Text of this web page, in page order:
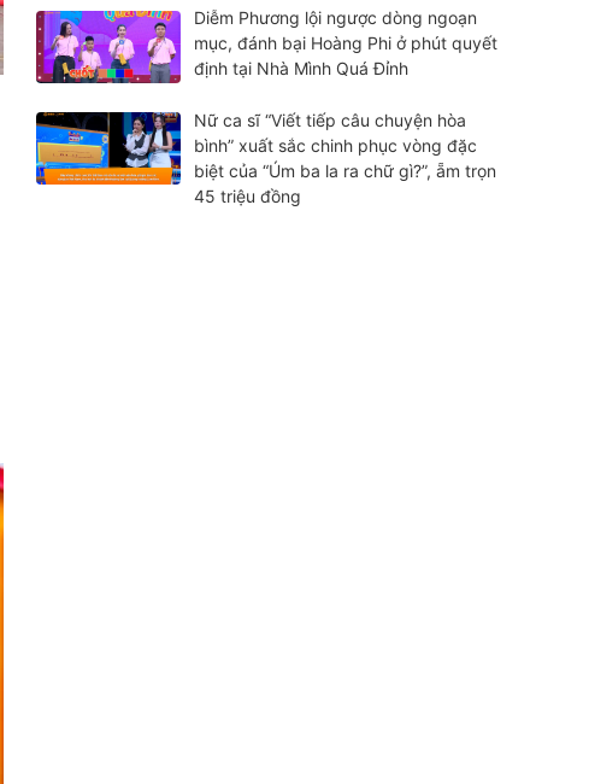
Diễm Phương lội ngược dòng ngoạn
mục, đánh bại Hoàng Phi ở phút quyết
định tại Nhà Mình Quá Đỉnh
Nữ ca sĩ “Viết tiếp câu chuyện hòa
bình” xuất sắc chinh phục vòng đặc
biệt của “Úm ba la ra chữ gì?”, ẵm trọn
45 triệu đồng